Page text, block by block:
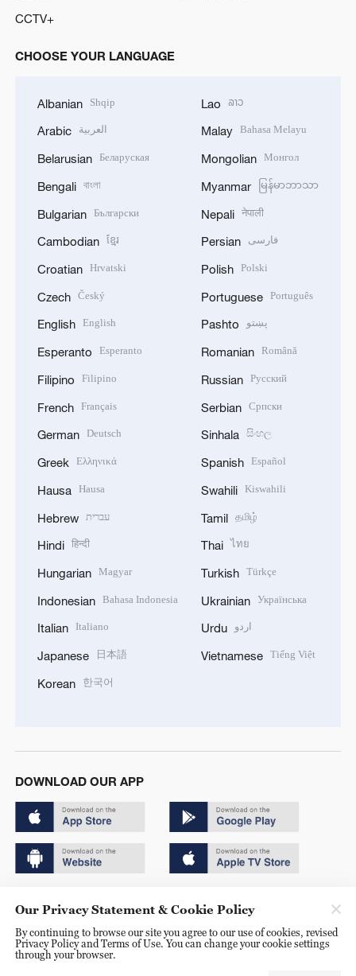
CCTV+
CHOOSE YOUR LANGUAGE
Albanian Shqip
Arabic العربية
Belarusian Беларуская
Bengali বাংলা
Bulgarian Български
Cambodian ខ្មែរ
Croatian Hrvatski
Czech Český
English English
Esperanto Esperanto
Filipino Filipino
French Français
German Deutsch
Greek Ελληνικά
Hausa Hausa
Hebrew עברית
Hindi हिन्दी
Hungarian Magyar
Indonesian Bahasa Indonesia
Italian Italiano
Japanese 日本語
Korean 한국어
Lao ລາວ
Malay Bahasa Melayu
Mongolian Монгол
Myanmar မြန်မာဘာသာ
Nepali नेपाली
Persian فارسی
Polish Polski
Portuguese Português
Pashto پښتو
Romanian Română
Russian Русский
Serbian Српски
Sinhala සිංහල
Spanish Español
Swahili Kiswahili
Tamil தமிழ்
Thai ไทย
Turkish Türkçe
Ukrainian Українська
Urdu اردو
Vietnamese Tiếng Việt
DOWNLOAD OUR APP
京ICP备20000184号
京公网安备 11010502050052号
Our Privacy Statement & Cookie Policy
By continuing to browse our site you agree to our use of cookies, revised
Privacy Policy and Terms of Use. You can change your cookie settings
through your browser.